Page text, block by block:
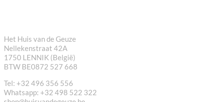
Het Huis van de Geuze
Nellekenstraat 42A
1750 LENNIK (België)
BTW BE0872 527 668
Tel: +32 496 356 556
Whatsapp: +32 498 522 322